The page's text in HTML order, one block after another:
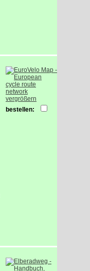
vergrößern
bestellen: